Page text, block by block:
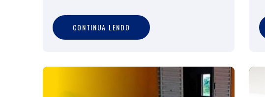
CO NTINUA L END O
CONTINUA LENDO